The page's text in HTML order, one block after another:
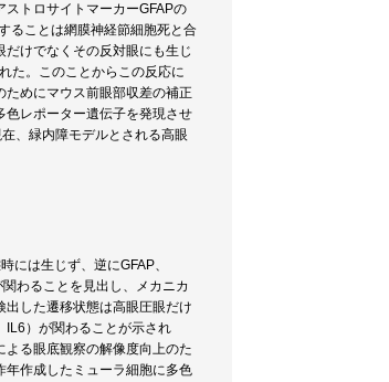
トロサイトマーカーGFAPの
ることは網膜神経節細胞死と合
けでなくその反対眼にも生じ
た。このことからこの反応に
めにマウス前眼部収差の補正
色レポーター遺伝子を発現させ
、緑内障モデルとされる高眼
には生じず、逆にGFAP、
わることを見出し、メカニカ
した遷移状態は高眼圧眼だけ
IL6）が関わることが示され
る眼底観察の解像度向上のた
年作成したミューラ細胞に多色